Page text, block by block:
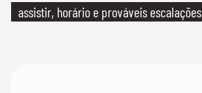
assistir, horário e prováveis escalações